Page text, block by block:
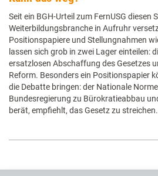
Seit ein BGH-Urteil zum FernUSG diesen
Weiterbildungsbranche in Aufruhr
Positionspapiere und Stellungnahmen
lassen sich grob in zwei Lager einteilen:
ersatzlosen Abschaffung des Gesetzes
Reform. Besonders ein Positionspapier
die Debatte bringen: der Nationale
Bundesregierung zu Bürokratieabbau
berät, empfiehlt, das Gesetz zu streichen.